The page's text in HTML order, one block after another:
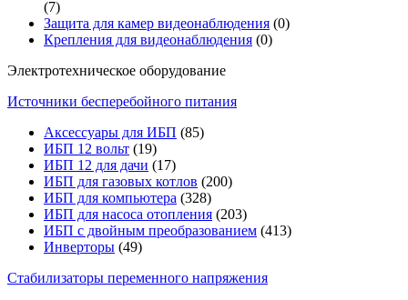
(7)
Защита для камер видеонаблюдения (0)
Крепления для видеонаблюдения (0)
Электротехническое оборудование
Источники бесперебойного питания
Аксессуары для ИБП (85)
ИБП 12 вольт (19)
ИБП 12 для дачи (17)
ИБП для газовых котлов (200)
ИБП для компьютера (328)
ИБП для насоса отопления (203)
ИБП с двойным преобразованием (413)
Инверторы (49)
Стабилизаторы переменного напряжения